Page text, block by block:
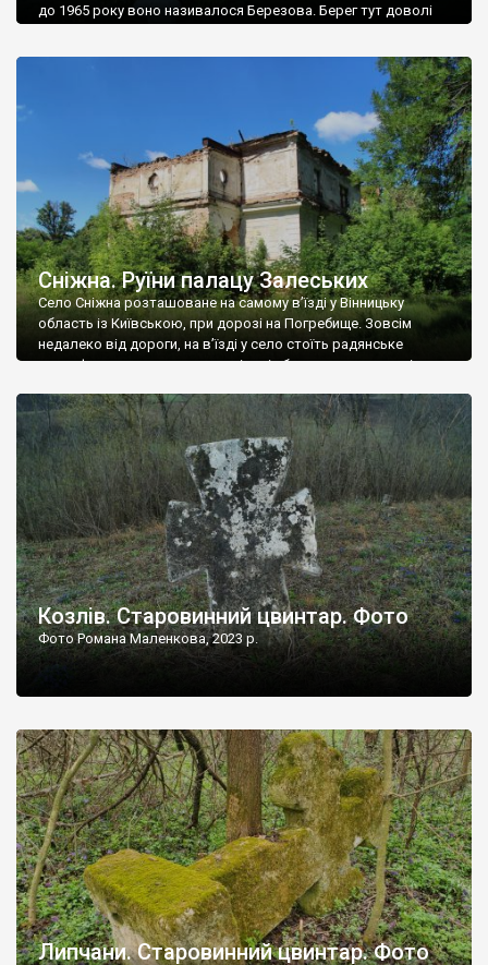
до 1965 року воно називалося Березова. Берег тут доволі
Наддністрянське відрізняється від більшості навколишніх
сіл. У селі є мурована Михайлівська церква. Точної дати […]
Сніжна. Руїни палацу Залеських
Село Сніжна розташоване на самому в’їзді у Вінницьку
область із Київською, при дорозі на Погребище. Зовсім
недалеко від дороги, на в’їзді у село стоїть радянське
рельєфне пано, яке показує жінку і яблуню, а трохи далі, десь
не видно, але видно дві стареньких колії у траві – […]
Козлів. Старовинний цвинтар. Фото
Фото Романа Маленкова, 2023 р.
Липчани. Старовинний цвинтар. Фото